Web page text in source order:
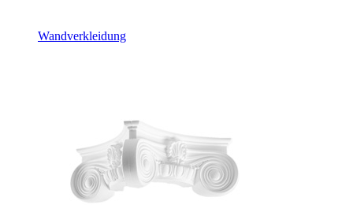
Wandverkleidung